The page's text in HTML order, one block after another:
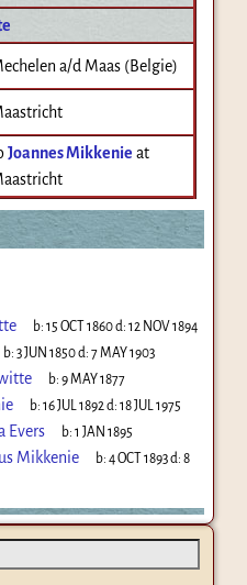
a/d Maas (Belgie)
Joannes Mikkenie at
b:15 OCT 1860d:12 NOV 1894
b:3 JUN 1850d:7 MAY 1903
b:9 MAY 1877
b:16 JUL 1892 d:18 JUL 1975
Evers b:1 JAN 1895
Mikkenie b:4 OCT 1893d:8